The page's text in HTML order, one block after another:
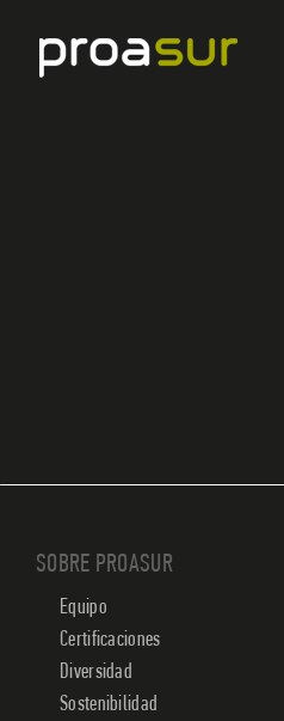
SOBRE PROASUR
Equipo
Certificaciones
Diversidad
Sostenibilidad